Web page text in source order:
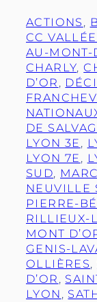
ACTIONS ,
CC
AU-MONT-
CHARLY,
D’OR ,
DE
LYON 3E ,
LYON 7E ,
SUD,
NEUVILLE
PIERRE-
RILLIEUX-
MONT
GENIS-
OLLIÈRES,
D’OR ,
LYON ,